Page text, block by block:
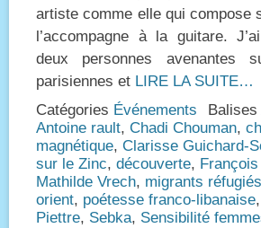
artiste comme elle qui compose
l’accompagne à la guitare.
deux personnes avenantes
parisiennes et LIRE LA SUITE…
Catégories Événements Balises
Antoine rault, Chadi Chouman,
magnétique, Clarisse Guichard-
sur le Zinc, découverte,
Mathilde Vrech, migrants
orient, poétesse franco-libanaise,
Piettre, Sebka, Sensibilité